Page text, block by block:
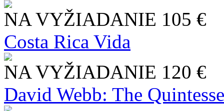
NA VYŽIADANIE 105 €
Costa Rica Vida
NA VYŽIADANIE 120 €
David Webb: The